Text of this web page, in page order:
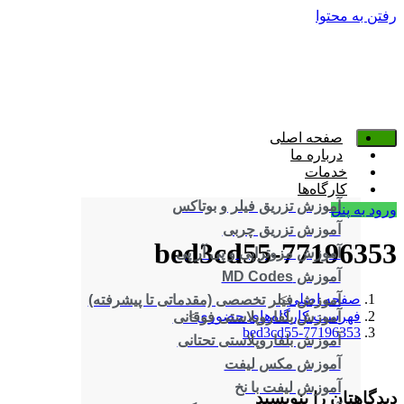
رفتن به محتوا
صفحه اصلی
درباره ما
خدمات
کارگاه‌ها
آموزش تزریق فیلر و بوتاکس
آموزش تزریق چربی
آموزش مزوتراپی و پی آر پی
آموزش MD Codes
آموزش فیلر تخصصی (مقدماتی تا پیشرفته)
آموزش بلفاروپلاستی فوقانی
آموزش بلفاروپلاستی تحتانی
آموزش مکس لیفت
آموزش لیفت با نخ
ورود به پنل
77196353-bed3cd55
صفحه اصلی>
فهرست کارگاه‌های حضوری>
77196353-bed3cd55
دیدگاهتان را بنویسید